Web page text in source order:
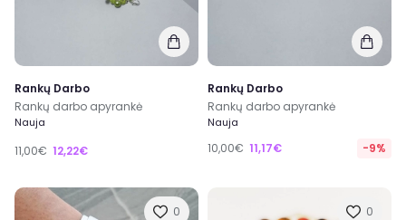
Rankų Darbo
Rankų darbo apyrankė
Nauja
11,00€ 12,22€
Rankų Darbo
Rankų darbo apyrankė
Nauja
10,00€ 11,17€ -9%
0 0